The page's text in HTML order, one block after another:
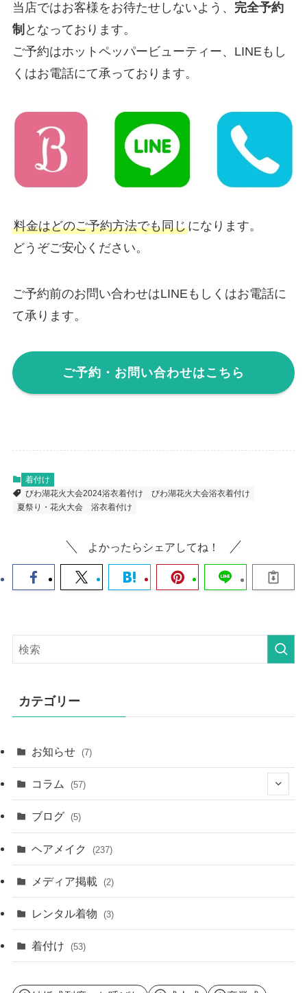
当店ではお客様をお待たせしないよう、 完全予約
制 となっております。
ご予約はホットペッパービューティー、LINEもし
くはお電話にて承っております。
料金はどのご予約方法でも同じになります。
どうぞご安心ください。
ご予約前のお問い合わせはLINEもしくはお電話に
て承ります。
ご予約・お問い合わせはこちら
着付け
びわ湖花火大会2024浴衣着付け
びわ湖花火大会浴衣着付け
夏祭り・花火大会
浴衣着付け
よかったらシェアしてね！
カテゴリー
お知らせ (7)
コラム (57)
(3)
ブログ (5)
ヘアメイク (237)
メディア掲載 (2)
レンタル着物 (3)
着付け (53)